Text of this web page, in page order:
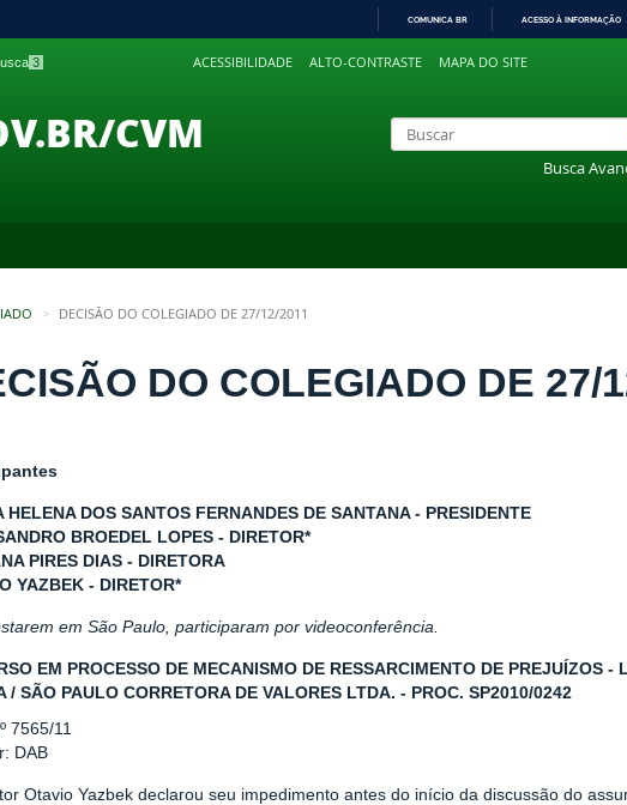
PARA
COMUNICA BR ACESSO À INFORMAÇÃO
3 ACESSIBILIDADE ALTO-CONTRASTE MAPA DO SITE
CVM
Busca
DECISÃO DO COLEGIADO DE 27/12/2011
DO COLEGIADO DE 27/
HELENA DOS SANTOS FERNANDES DE SANTANA - PRESIDENTE
BROEDEL LOPES - DIRETOR*
PIRES DIAS - DIRETORA
YAZBEK - DIRETOR*
em São Paulo, participaram por videoconferência.
EM PROCESSO DE MECANISMO DE RESSARCIMENTO DE PREJUÍZOS -
/ SÃO PAULO CORRETORA DE VALORES LTDA. - PROC. SP2010/0242
7565/11
DAB
Otavio Yazbek declarou seu impedimento antes do início da discussão do